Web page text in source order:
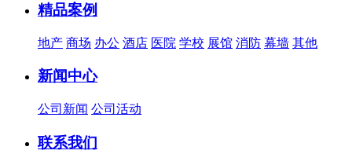
精品案例
地产 商场 办公 酒店 医院 学校 展馆 消防 幕墙 其他
新闻中心
公司新闻 公司活动
联系我们